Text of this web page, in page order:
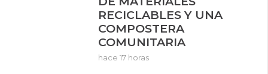
RECICLABLES Y UNA
COMPOSTERA
COMUNITARIA
hace 17 horas